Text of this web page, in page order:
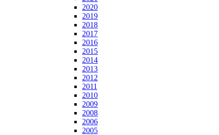
2020
2019
2018
2017
2016
2015
2014
2013
2012
2011
2010
2009
2008
2006
2005